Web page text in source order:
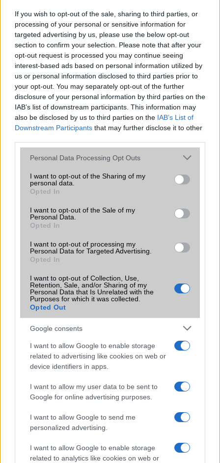
If you wish to opt-out of the sale, sharing to third parties, or
processing of your personal or sensitive information for
targeted advertising by us, please use the below opt-out
section to confirm your selection. Please note that after your
opt-out request is processed you may continue seeing
interest-based ads based on personal information utilized by
us or personal information disclosed to third parties prior to
your opt-out. You may separately opt-out of the further
disclosure of your personal information by third parties on the
IAB’s list of downstream participants. This information may
also be disclosed by us to third parties on the IAB’s List of
Downstream Participants that may further disclose it to other
Please note that this website/app uses one or more Google
not limited to your visit or usage behaviour. You may click to
grant or deny consent to Google and its third-party tags to
use your data for below specified purposes in below Google
consent section.
Personal Data Processing Opt Outs
I want to opt-out of the Sharing of my
personal data.
Opted In
I want to opt-out of the Sale of my
Personal Data.
Opted In
I want to opt-out of processing my
Personal Data for Targeted Advertising.
Opted In
I want to opt-out of Collection, Use,
Retention, Sale, and/or Sharing of my
Personal Data that Is Unrelated with the
Purposes for which it was collected.
Opted Out
Google consents
I want to allow Google to enable storage
related to advertising like cookies on web or
device identifiers in apps.
I want to allow my user data to be sent to
Google for online advertising purposes.
I want to allow Google to send me
personalized advertising.
I want to allow Google to enable storage
related to analytics like cookies on web or
Az Android rejtett automatizmusai: hat
funkció, amely észrevétlenül könnyíti
meg a mindennapokat
2026.06.14| Android Police
Sok felhasználó külön alkalmazásokra esküszik, pedig az
Android már évek óta olyan intelligens funkciókat kínál,
amelyek maguktól dolgoznak a háttérben.
Ez a rejtett Samsung funkció teljesen
megváltoztatja a mobilhasználatot –
sokan mégsem tudnak róla
2026.07.12| Android Central
Az Edge Panel az egyik leghasznosabb funkció, amely
miközben a Pixel telefonokból továbbra is hiányzik.
Új MagSafe akkumulátor érkezik az iPhone Air-hez –
Megérkezett az AirPods Pro 3: jobb hangzás, szívmonitor
és hosszabb üzemidő – érdemes váltani?
AirPods Pro 3: A hangzás csúcsa, de a kényelem
kompromisszum
Az új AirPods Pro 3 UWB chipje megkönnyíti a fejhallgató
megtalálását akár 1,5-szer nagyobb távolságból
Card felhasználóknak
Jelentősen nagyobb akkumulátort kaphat az iPhone 18 Pro
Max – új szivárgás érkezett
Új AirPods béta frissítést adott ki az Apple – ezek a
Hatalmas megújulás jöhet az iPad mininél – OLED